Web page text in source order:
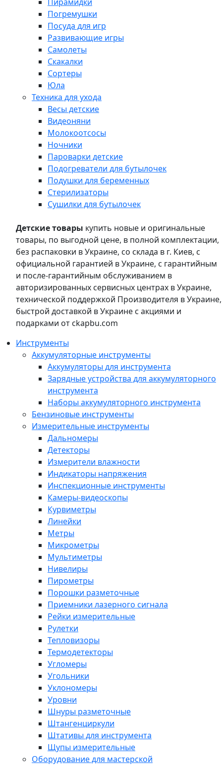
Погремушки
Посуда для игр
Развивающие игры
Самолеты
Скакалки
Сортеры
Юла
Техника для ухода
Весы детские
Видеоняни
Молокоотсосы
Ночники
Пароварки детские
Подогреватели для бутылочек
Подушки для беременных
Стерилизаторы
Сушилки для бутылочек
Детские товары купить новые и оригинальные
товары, по выгодной цене, в полной комплектации,
без распаковки в Украине, со склада в г. Киев, с
официальной гарантией в Украине, с гарантийным
и после-гарантийным обслуживанием в
авторизированных сервисных центрах в Украине,
технической поддержкой Производителя в Украине,
быстрой доставкой в Украине с акциями и
подарками от ckapbu.com
Инструменты
Аккумуляторные инструменты
Аккумуляторы для инструмента
Зарядные устройства для аккумуляторного
инструмента
Наборы аккумуляторного инструмента
Бензиновые инструменты
Измерительные инструменты
Дальномеры
Детекторы
Измерители влажности
Индикаторы напряжения
Инспекционные инструменты
Камеры-видеоскопы
Курвиметры
Линейки
Метры
Микрометры
Мультиметры
Нивелиры
Пирометры
Порошки разметочные
Приемники лазерного сигнала
Рейки измерительные
Рулетки
Тепловизоры
Термодетекторы
Угломеры
Угольники
Уклономеры
Уровни
Шнуры разметочные
Штангенциркули
Штативы для инструмента
Щупы измерительные
Оборудование для мастерской